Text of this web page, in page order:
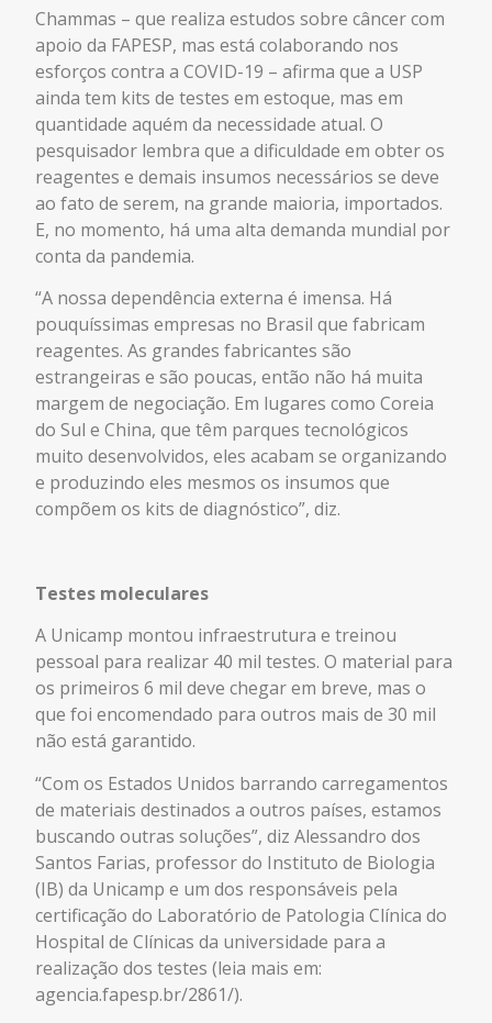
Chammas – que realiza estudos sobre câncer com
apoio da FAPESP, mas está colaborando nos
esforços contra a COVID-19 – afirma que a USP
ainda tem kits de testes em estoque, mas em
quantidade aquém da necessidade atual. O
pesquisador lembra que a dificuldade em obter os
reagentes e demais insumos necessários se deve
ao fato de serem, na grande maioria, importados.
E, no momento, há uma alta demanda mundial por
conta da pandemia.
“A nossa dependência externa é imensa. Há
pouquíssimas empresas no Brasil que fabricam
reagentes. As grandes fabricantes são
estrangeiras e são poucas, então não há muita
margem de negociação. Em lugares como Coreia
do Sul e China, que têm parques tecnológicos
muito desenvolvidos, eles acabam se organizando
e produzindo eles mesmos os insumos que
compõem os kits de diagnóstico”, diz.
Testes moleculares
A Unicamp montou infraestrutura e treinou
pessoal para realizar 40 mil testes. O material para
os primeiros 6 mil deve chegar em breve, mas o
que foi encomendado para outros mais de 30 mil
não está garantido.
“Com os Estados Unidos barrando carregamentos
de materiais destinados a outros países, estamos
buscando outras soluções”, diz Alessandro dos
Santos Farias, professor do Instituto de Biologia
(IB) da Unicamp e um dos responsáveis pela
certificação do Laboratório de Patologia Clínica do
Hospital de Clínicas da universidade para a
realização dos testes (leia mais em:
agencia.fapesp.br/2861/).